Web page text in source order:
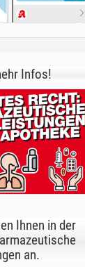
Infos!
Ihnen in der
an.